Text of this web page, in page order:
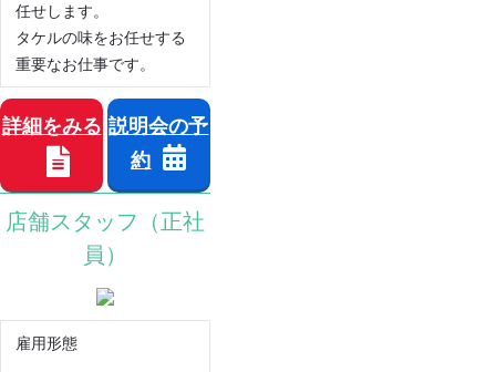
任せします。
タケルの味をお任せする
重要なお仕事です。
詳細をみる 説明会の予
約
店舗スタッフ（正社
員）
雇用形態